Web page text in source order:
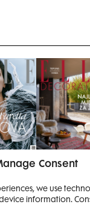
Consent
we use
information.
se na
PRETPLATITE SE